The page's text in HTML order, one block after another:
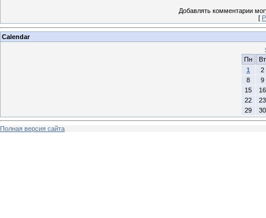
Добавлять комментарии
[
Calendar
Пн
Вт
1
2
8
9
15
16
22
23
29
30
Полная версия сайта